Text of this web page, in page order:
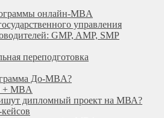
онлайн-MBA
управления
GMP, AMP, SMP
переподготовка
До-MBA?
+ MBA
дипломный проект на МВА?